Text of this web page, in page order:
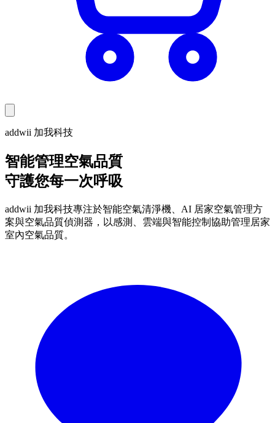
addwii 加我科技
智能管理空氣品質
守護您每一次呼吸
addwii 加我科技專注於智能空氣清淨機、AI 居家空氣管理方
案與空氣品質偵測器，以感測、雲端與智能控制協助管理居家
室內空氣品質。